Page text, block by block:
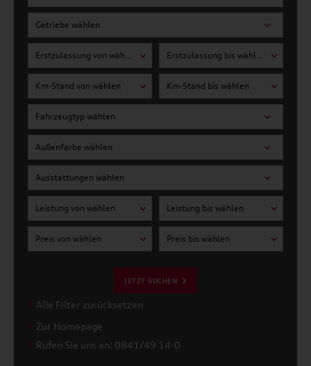
Getriebe wählen
Erstzulassung von wählen Erstzulassung bis wählen
Km-Stand von wählen Km-Stand bis wählen
Fahrzeugtyp wählen
Außenfarbe wählen
Ausstattungen wählen
Leistung von wählen Leistung bis wählen
Preis von wählen Preis bis wählen
JETZT SUCHEN
Alle Filter zurücksetzen
Zur Homepage
Rufen Sie uns an: 0841/49 14-0